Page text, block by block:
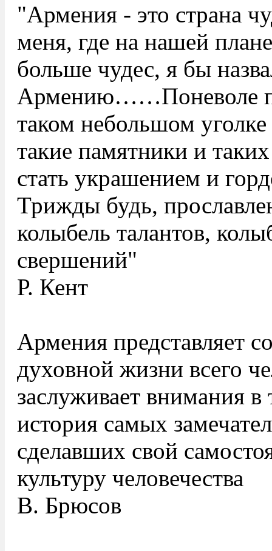
"Армения - это страна
меня, где на нашей
больше чудес, я бы
Армению……Поневоле
таком небольшом
такие памятники и
стать украшением и
Трижды будь,
колыбель талантов,
свершений"
Р. Кент
Армения представляет
духовной жизни всего
заслуживает внимания
история самых
сделавших свой
культуру человечества
В. Брюсов